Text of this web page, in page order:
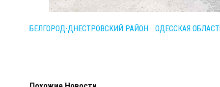
БЕЛГОРОД-ДНЕСТРОВСКИЙ РАЙОН ОДЕССКАЯ